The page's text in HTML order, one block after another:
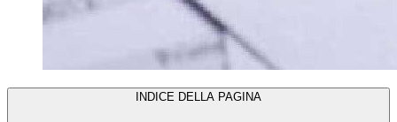
INDICE DELLA PAGINA